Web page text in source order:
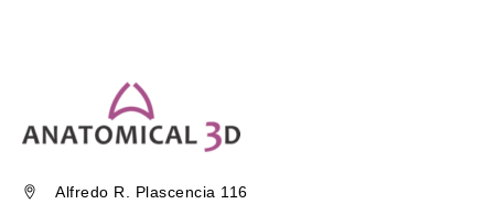
Alfredo R. Plascencia 116